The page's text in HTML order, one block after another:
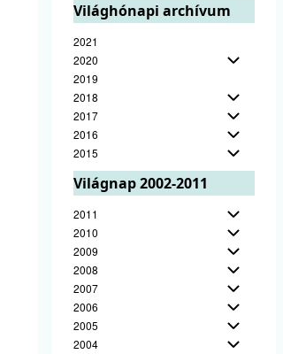
Világhónapi archívum
2021
2020
2019
2018
2017
2016
2015
Világnap 2002-2011
2011
2010
2009
2008
2007
2006
2005
2004